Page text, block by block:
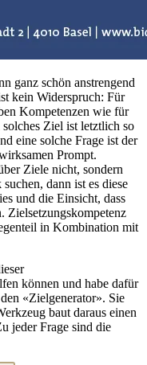
ganz schön anstrengend
kein Widerspruch: Für
Kompetenzen wie für
Ziel ist letztlich so
eine solche Frage ist der
Prompt.
Ziele nicht, sondern
dann ist es diese
und die Einsicht, dass
Zielsetzungskompetenz
in Kombination mit
können und habe dafür
«Zielgenerator». Sie
baut daraus einen
jeder Frage sind die